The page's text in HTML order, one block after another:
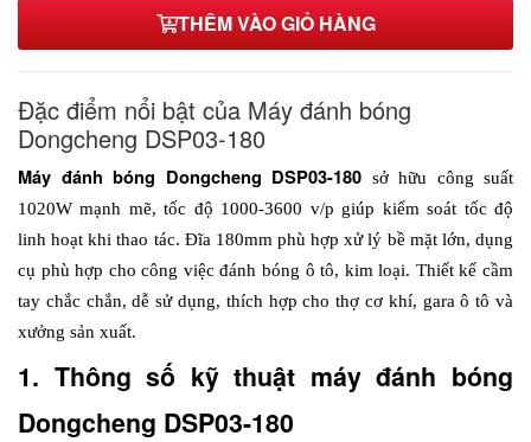
THÊM VÀO GIỎ HÀNG
Đặc điểm nổi bật của Máy đánh bóng
Dongcheng DSP03-180
Máy đánh bóng Dongcheng DSP03-180 sở hữu công suất
1020W mạnh mẽ, tốc độ 1000-3600 v/p giúp kiểm soát tốc độ
linh hoạt khi thao tác. Đĩa 180mm phù hợp xử lý bề mặt lớn, dụng
cụ phù hợp cho công việc đánh bóng ô tô, kim loại. Thiết kế cầm
tay chắc chắn, dễ sử dụng, thích hợp cho thợ cơ khí, gara ô tô và
xưởng sản xuất.
1. Thông số kỹ thuật máy đánh bóng
Dongcheng DSP03-180